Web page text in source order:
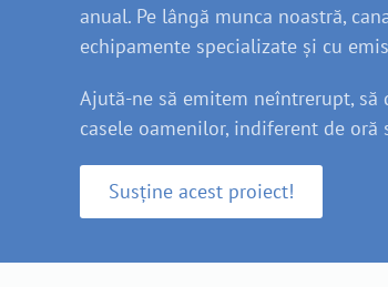
anual. Pe lângă munca noastră,
echipamente specializate și cu
Ajută-ne să emitem neîntrerupt,
casele oamenilor, indiferent de oră
Susține acest proiect!